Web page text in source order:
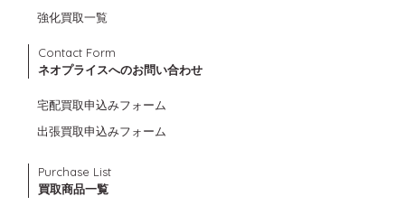
強化買取一覧
Contact Form
ネオプライスへのお問い合わせ
宅配買取申込みフォーム
出張買取申込みフォーム
Purchase List
買取商品一覧